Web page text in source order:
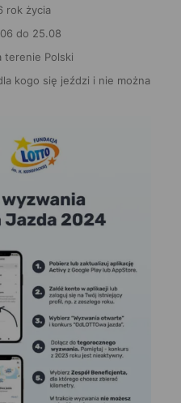
rok życia
do 25.08
terenie Polski
kogo się jeździ i nie można